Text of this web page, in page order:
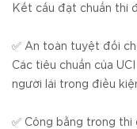
Kết cấu đạt chuẩn thi
✅ An toàn tuyệt đối
Các tiêu chuẩn của
người lái trong điều
✅ Công bằng trong thi